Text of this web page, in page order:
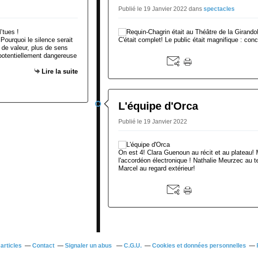
le silence serait
valeur, plus de sens
dangereuse
Lire la suite
Publié le 19 Janvier 2022 dans spectacles
C'était complet! Le public était magnifique :
L'équipe d'Orca
Publié le 19 Janvier 2022
On est 4! Clara Guenoun au récit et au plateau!
l'accordéon électronique ! Nathalie Meurzec au
Marcel au regard extérieur!
articles Contact Signaler un abus C.G.U. Cookies et données personnelles